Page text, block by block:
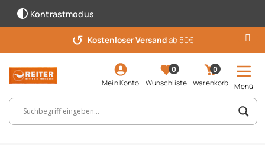
Kontrastmodus
↺ Kostenloser Versandab 50€
Mein Konto
0
Wunschliste
0
Warenkorb
Menü
Suchbegriff, Artikelnummer ...